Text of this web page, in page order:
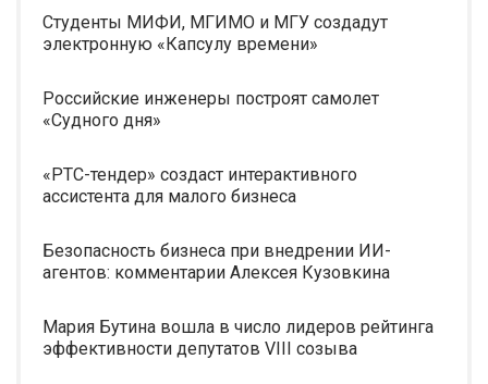
Студенты МИФИ, МГИМО и МГУ создадут
электронную «Капсулу времени»
Российские инженеры построят самолет
«Судного дня»
«РТС-тендер» создаст интерактивного
ассистента для малого бизнеса
Безопасность бизнеса при внедрении ИИ-
агентов: комментарии Алексея Кузовкина
Мария Бутина вошла в число лидеров рейтинга
эффективности депутатов VIII созыва